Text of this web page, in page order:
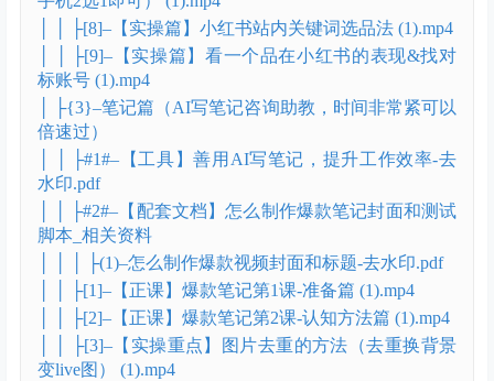
│ │ ├[8]–【实操篇】小红书站内关键词选品法 (1).mp4
│ │ ├[9]–【实操篇】看一个品在小红书的表现&找对
标账号 (1).mp4
│ ├{3}–笔记篇（AI写笔记咨询助教，时间非常紧可以
倍速过）
│ │ ├#1#–【工具】善用AI写笔记，提升工作效率-去
水印.pdf
│ │ ├#2#–【配套文档】怎么制作爆款笔记封面和测试
脚本_相关资料
│ │ │ ├(1)–怎么制作爆款视频封面和标题-去水印.pdf
│ │ ├[1]–【正课】爆款笔记第1课-准备篇 (1).mp4
│ │ ├[2]–【正课】爆款笔记第2课-认知方法篇 (1).mp4
│ │ ├[3]–【实操重点】图片去重的方法（去重换背景
变live图） (1).mp4